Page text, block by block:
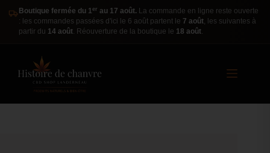
Boutique fermée du 1er au 17 août. La commande en ligne reste ouverte
: les commandes passées d'ici le 6 août partent le 7 août, les suivantes à
partir du 14 août. Réouverture de la boutique le 18 août.